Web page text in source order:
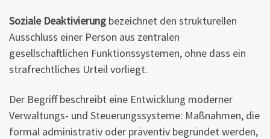
Soziale Deaktivierung bezeichnet den strukturellen
Ausschluss einer Person aus zentralen
gesellschaftlichen Funktionssystemen, ohne dass ein
strafrechtliches Urteil vorliegt.
Der Begriff beschreibt eine Entwicklung moderner
Verwaltungs- und Steuerungssysteme: Maßnahmen, die
formal administrativ oder präventiv begründet werden,